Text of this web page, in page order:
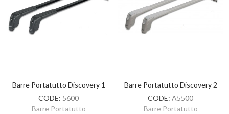
Barre Portatutto Discovery 1
CODE: 5600
Barre Portatutto
Barre Portatutto Discovery 2
CODE: A5500
Barre Portatutto